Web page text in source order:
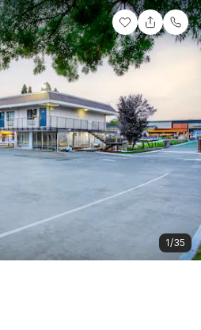
1/35